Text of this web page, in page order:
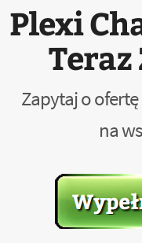
Plexi
Teraz
Zapytaj o
na